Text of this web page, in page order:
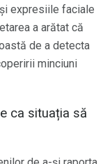
expresiile faciale
a arătat că
de a detecta
minciuni
ca situația să